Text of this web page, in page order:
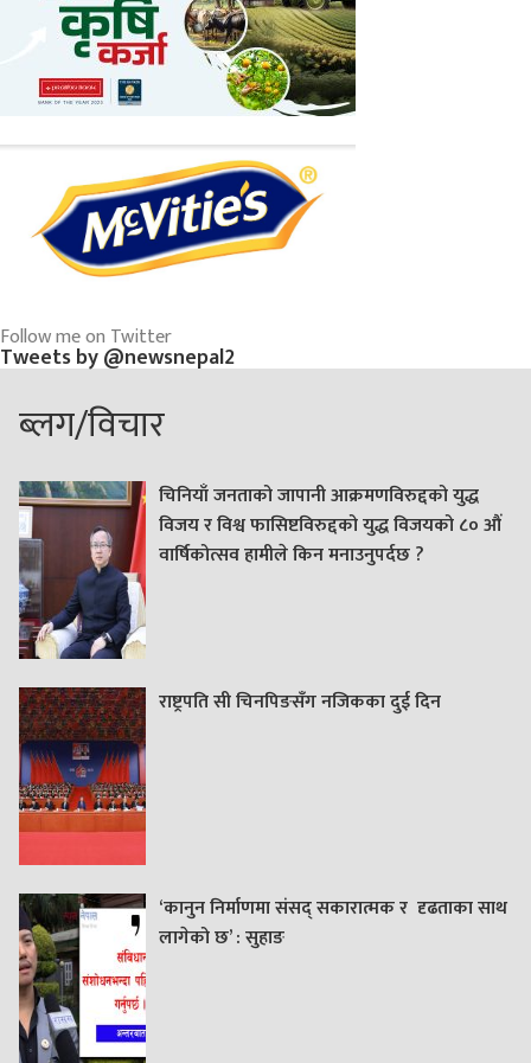
Follow me on Twitter
Tweets by @newsnepal2
ब्लग/विचार
चिनियाँ जनताको जापानी आक्रमणविरुद्दको युद्ध
विजय र विश्व फासिष्टविरुद्दको युद्ध विजयको ८० औं
वार्षिकोत्सव हामीले किन मनाउनुपर्दछ ?
राष्ट्रपति सी चिनपिङसँग नजिकका दुई दिन
‘कानुन निर्माणमा संसद् सकारात्मक र दृढताका साथ
लागेको छ’ : सुहाङ